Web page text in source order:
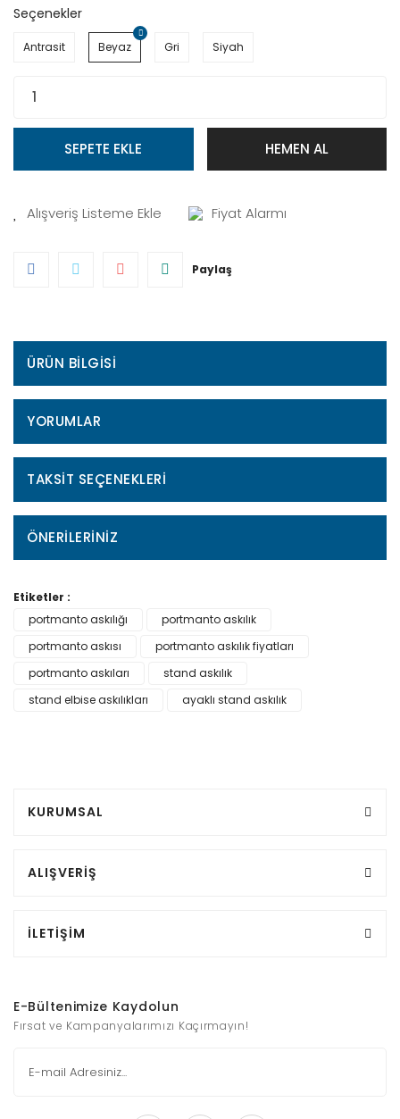
Seçenekler
Antrasit Beyaz Gri Siyah
SEPETE EKLE HEMEN AL
Fiyat Alarmı
Paylaş
ÜRÜN BILGISI
YORUMLAR
TAKSIT SEÇENEKLERI
ÖNERILERINIZ
Etiketler :
portmanto askılığı
portmanto askılık
portmanto askısı
portmanto askılık fiyatları
portmanto askıları
stand askılık
stand elbise askılıkları
ayaklı stand askılık
KURUMSAL
ALIŞVERİŞ
İLETİŞİM
E-Bültenimize Kaydolun
Fırsat ve Kampanyalarımızı Kaçırmayın!